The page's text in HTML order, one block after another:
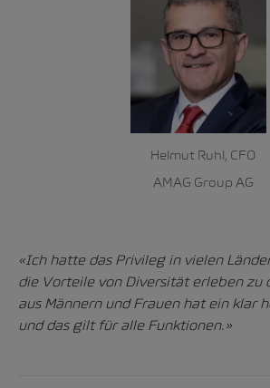
Helmut Ruhl, CFO
AMAG Group AG
«Ich hatte das Privileg in vielen
die Vorteile von Diversität erleben zu
aus Männern und Frauen hat ein klar
und das gilt für alle Funktionen.»